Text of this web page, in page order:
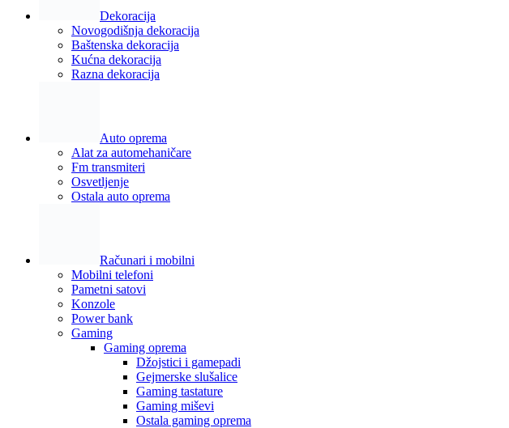
Dekoracija
Novogodišnja dekoracija
Baštenska dekoracija
Kućna dekoracija
Razna dekoracija
Auto oprema
Alat za automehaničare
Fm transmiteri
Osvetljenje
Ostala auto oprema
Računari i mobilni
Mobilni telefoni
Pametni satovi
Konzole
Power bank
Gaming
Gaming oprema
Džojstici i gamepadi
Gejmerske slušalice
Gaming tastature
Gaming miševi
Ostala gaming oprema